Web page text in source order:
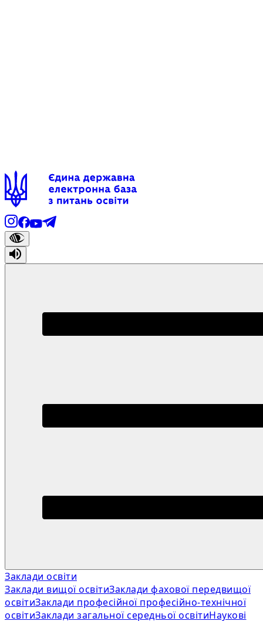
Заклади освіти
Заклади вищої освітиЗаклади фахової передвищої
освітиЗаклади професійної професійно-технічної
освітиЗаклади загальної середньої освітиНаукові